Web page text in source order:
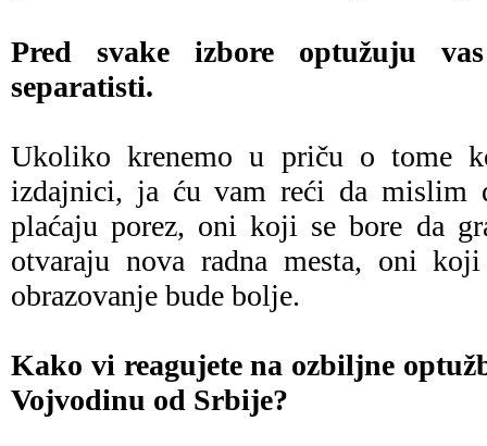
Pred svake izbore optužuju
separatisti.
Ukoliko krenemo u priču o tome
izdajnici, ja ću vam reći da mislim
plaćaju porez, oni koji se bore da
otvaraju nova radna mesta, oni
obrazovanje bude bolje.
Kako vi reagujete na ozbiljne
Vojvodinu od Srbije?